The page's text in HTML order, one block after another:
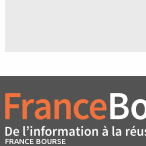
FRANCE BOURSE